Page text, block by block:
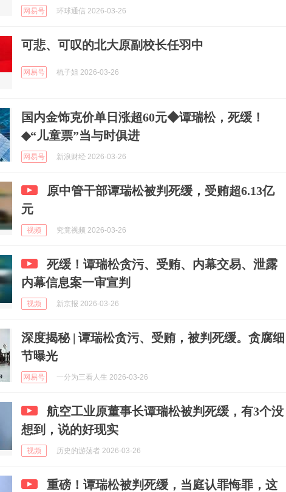
网易号 环球通信 2026-03-26
可悲、可叹的北大原副校长任羽中
网易号 梳子姐 2026-03-26
国内金饰克价单日涨超60元◆谭瑞松，死缓！
◆“儿童票”当与时俱进
网易号 新浪财经 2026-03-26
原中管干部谭瑞松被判死缓，受贿超6.13亿
元
视频 究竟视频 2026-03-26
死缓！谭瑞松贪污、受贿、内幕交易、泄露
内幕信息案一审宣判
视频 新京报 2026-03-26
深度揭秘 | 谭瑞松贪污、受贿，被判死缓。贪腐细
节曝光
网易号 一分为三看人生 2026-03-26
航空工业原董事长谭瑞松被判死缓，有3个没
想到，说的好现实
视频 历史的游荡者 2026-03-26
重磅！谭瑞松被判死缓，当庭认罪悔罪，这